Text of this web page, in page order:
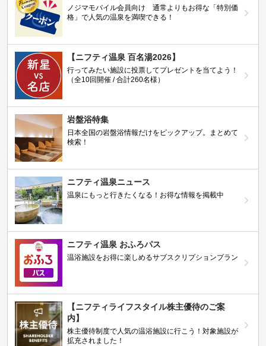
ノジマモバイル会員向け 通常よりもお得な「特別価
格」で人気の温泉を満喫できる！
【ニフティ温泉 百名湯2026】
行ってみたい施設に投票してプレゼントを当てよう！
（全10回開催 / 合計260名様）
岩盤浴特集
日本全国の岩盤浴情報だけをピックアップ。まとめて
検索！
ニフティ温泉ニュース
温泉にもっと行きたくなる！お得な情報を掲載中
ニフティ温泉 おふろパス
温浴施設をお得に楽しめるサブスクリプションプラン
【ニフティライフスタイル株主優待のご案
内】
株主優待制度で人気の温浴施設に行こう！対象施設が
拡充されました！